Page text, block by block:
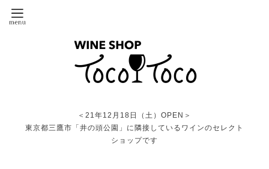
＜21年12月18日（土）OPEN＞
東京都三鷹市「井の頭公園」に隣接しているワインのセレクト
ショップです